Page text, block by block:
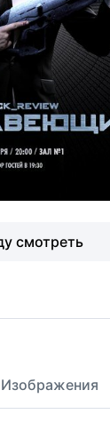
смотреть
Изображения